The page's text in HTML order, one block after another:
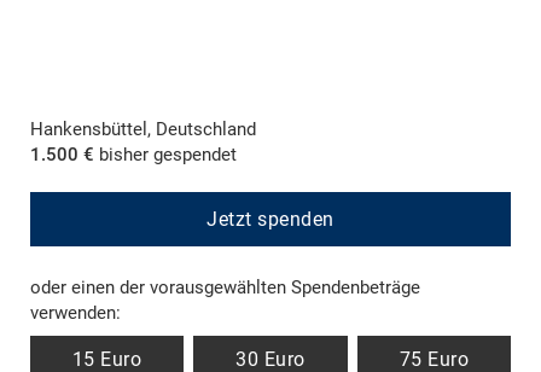
Hankensbüttel, Deutschland
1.500 € bisher gespendet
Jetzt spenden
oder einen der vorausgewählten Spendenbeträge
verwenden:
15 Euro 30 Euro 75 Euro